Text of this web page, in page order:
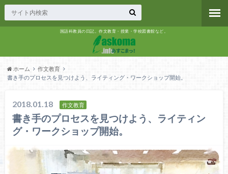
国語科教員の日記。作文教育・授業・学校図書館など。
ホーム
作文教育
書き手のプロセスを見つけよう、ライティング・ワークショップ開始。
2018.01.18 作文教育
書き手のプロセスを見つけよう、ライティン
グ・ワークショップ開始。